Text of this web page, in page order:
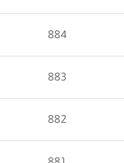
884
883
882